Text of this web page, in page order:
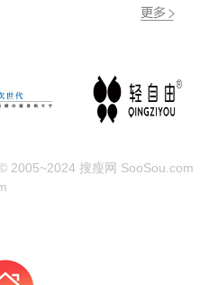
2005~2024 搜瘦网 SooSou.com